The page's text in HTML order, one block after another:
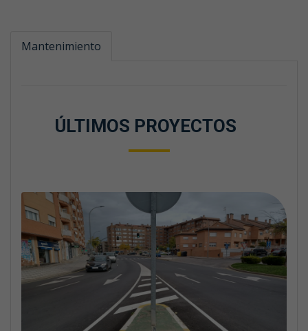
Mantenimiento
ÚLTIMOS PROYECTOS